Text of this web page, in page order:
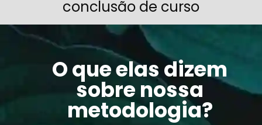
conclusão de curso
O que elas dizem
sobre nossa
metodologia?